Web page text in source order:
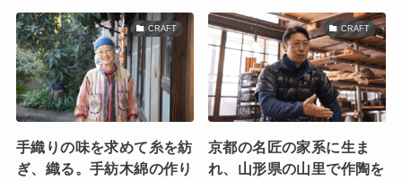
CRAFT
手織りの味を求めて糸を紡
ぎ、織る。手紡木綿の作り
CRAFT
京都の名匠の家系に生ま
れ、山形県の山里で作陶を